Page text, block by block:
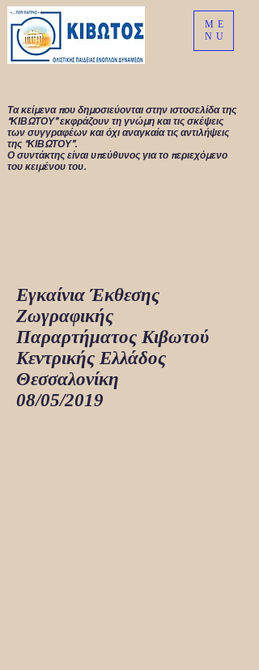
ME
NU
Τα κείμενα που δημοσιεύονται στην ιστοσελίδα της
“ΚΙΒΩΤΟΥ” εκφράζουν τη γνώμη και τις σκέψεις
των συγγραφέων και όχι αναγκαία τις αντιλήψεις
της “ΚΙΒΩΤΟΥ”.
Ο συντάκτης είναι υπεύθυνος για το περιεχόμενο
του κειμένου του.
Εγκαίνια Έκθεσης
Ζωγραφικής
Παραρτήματος Κιβωτού
Κεντρικής Ελλάδος
Θεσσαλονίκη
08/05/2019